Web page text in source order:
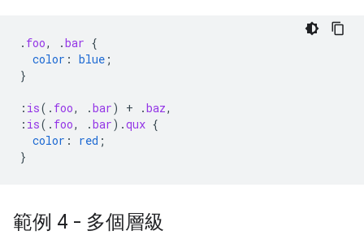
. foo, .bar {
color : blue ;
}
: is( . foo, .bar) + .baz,
: is( . foo, .bar) .qux {
color : red ;
}
範例 4 - 多個層級